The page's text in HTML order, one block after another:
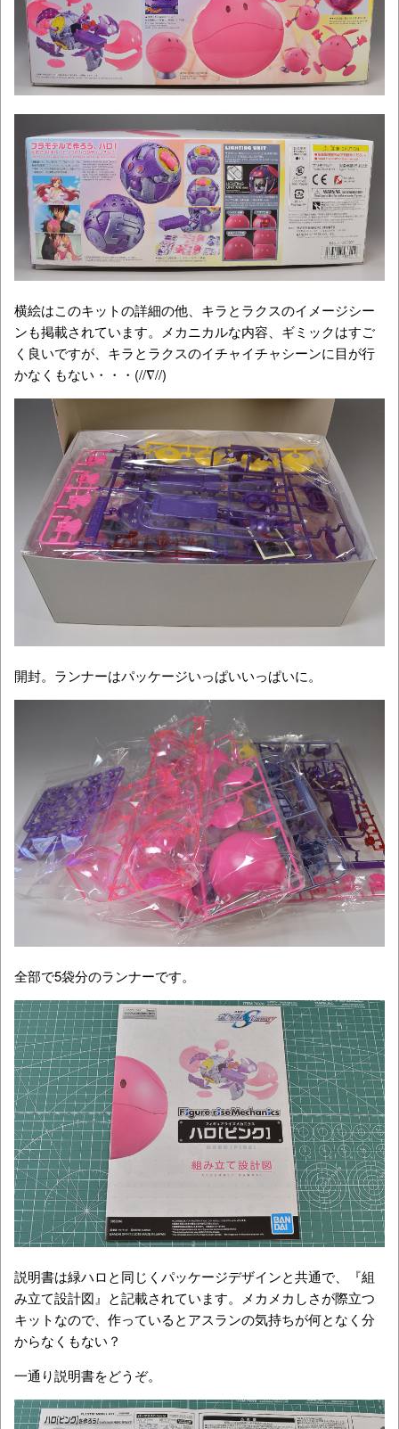
横絵はこのキットの詳細の他、キラとラクスのイメージシー
ンも掲載されています。メカニカルな内容、ギミックはすご
く良いですが、キラとラクスのイチャイチャシーンに目が行
かなくもない・・・(//∇//)
開封。ランナーはパッケージいっぱいいっぱいに。
全部で5袋分のランナーです。
説明書は緑ハロと同じくパッケージデザインと共通で、『組
み立て設計図』と記載されています。メカメカしさが際立つ
キットなので、作っているとアスランの気持ちが何となく分
からなくもない？
一通り説明書をどうぞ。